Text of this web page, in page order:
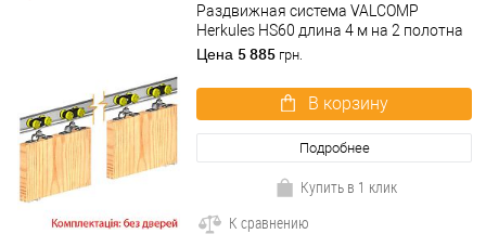
Раздвижная система VALCOMP
Herkules HS60 длина 4 м на 2 полотна
весом до 60 кг
Цена 5 885 грн.
В корзину
Подробнее
Купить в 1 клик
К сравнению